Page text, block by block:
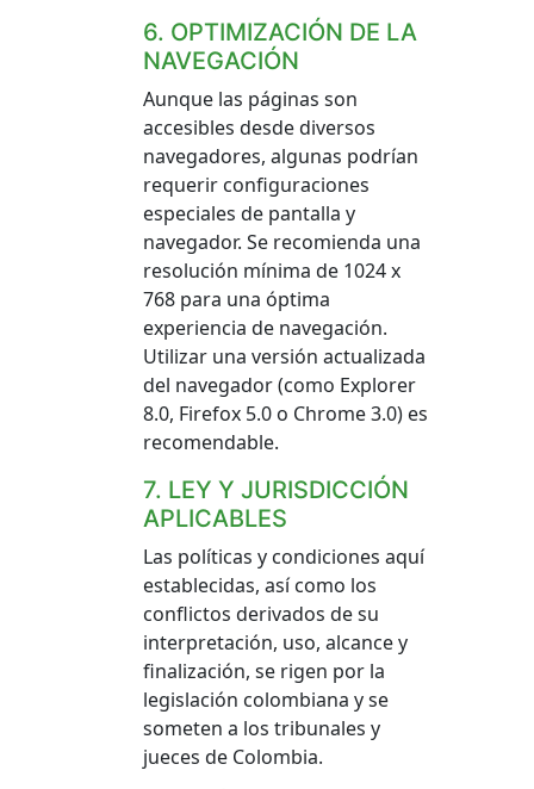
6. OPTIMIZACIÓN DE LA
NAVEGACIÓN
Aunque las páginas son
accesibles desde diversos
navegadores, algunas podrían
requerir configuraciones
especiales de pantalla y
navegador. Se recomienda una
resolución mínima de 1024 x
768 para una óptima
experiencia de navegación.
Utilizar una versión actualizada
del navegador (como Explorer
8.0, Firefox 5.0 o Chrome 3.0) es
recomendable.
7. LEY Y JURISDICCIÓN
APLICABLES
Las políticas y condiciones aquí
establecidas, así como los
conflictos derivados de su
interpretación, uso, alcance y
finalización, se rigen por la
legislación colombiana y se
someten a los tribunales y
jueces de Colombia.